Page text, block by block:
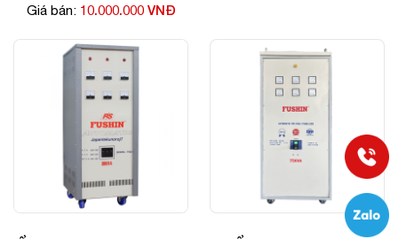
Giá bán: 10.000.000 VNĐ